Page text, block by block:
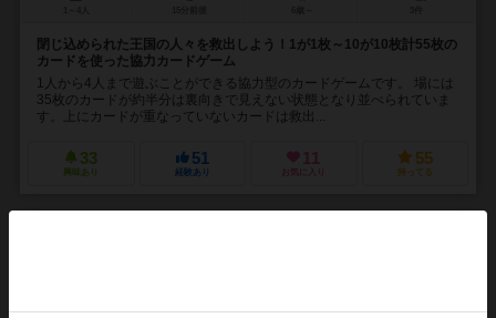
閉じ込められた王国の人々を救出しよう！1が1枚～10が10枚計55枚の
カードを使った協力カードゲーム
1人から4人まで遊ぶことができる協力型のカードゲームです。 場には
35枚のカードが約半分は裏向きで見えない状態となり並べられていま
す。上にカードが重なっていないカードは救出...
33
興味あり
51
経験あり
11
お気に入り
55
持ってる